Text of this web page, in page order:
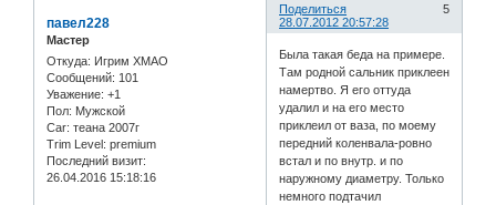
Поделиться
5
28.07.2012 20:57:28
павел228
Мастер
Откуда: Игрим ХМАО
Сообщений: 101
Уважение: +1
Пол: Мужской
Car: теана 2007г
Trim Level: premium
Последний визит:
26.04.2016 15:18:16
Была такая беда на примере.
Там родной сальник приклеен
намертво. Я его оттуда
удалил и на его место
приклеил от ваза, по моему
передний коленвала-ровно
встал и по внутр. и по
наружному диаметру. Только
немного подтачил